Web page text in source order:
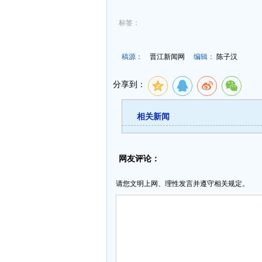
标签：
稿源： 晋江新闻网 编辑： 陈子汉
分享到：
相关新闻
网友评论：
请您文明上网、理性发言并遵守相关规定。